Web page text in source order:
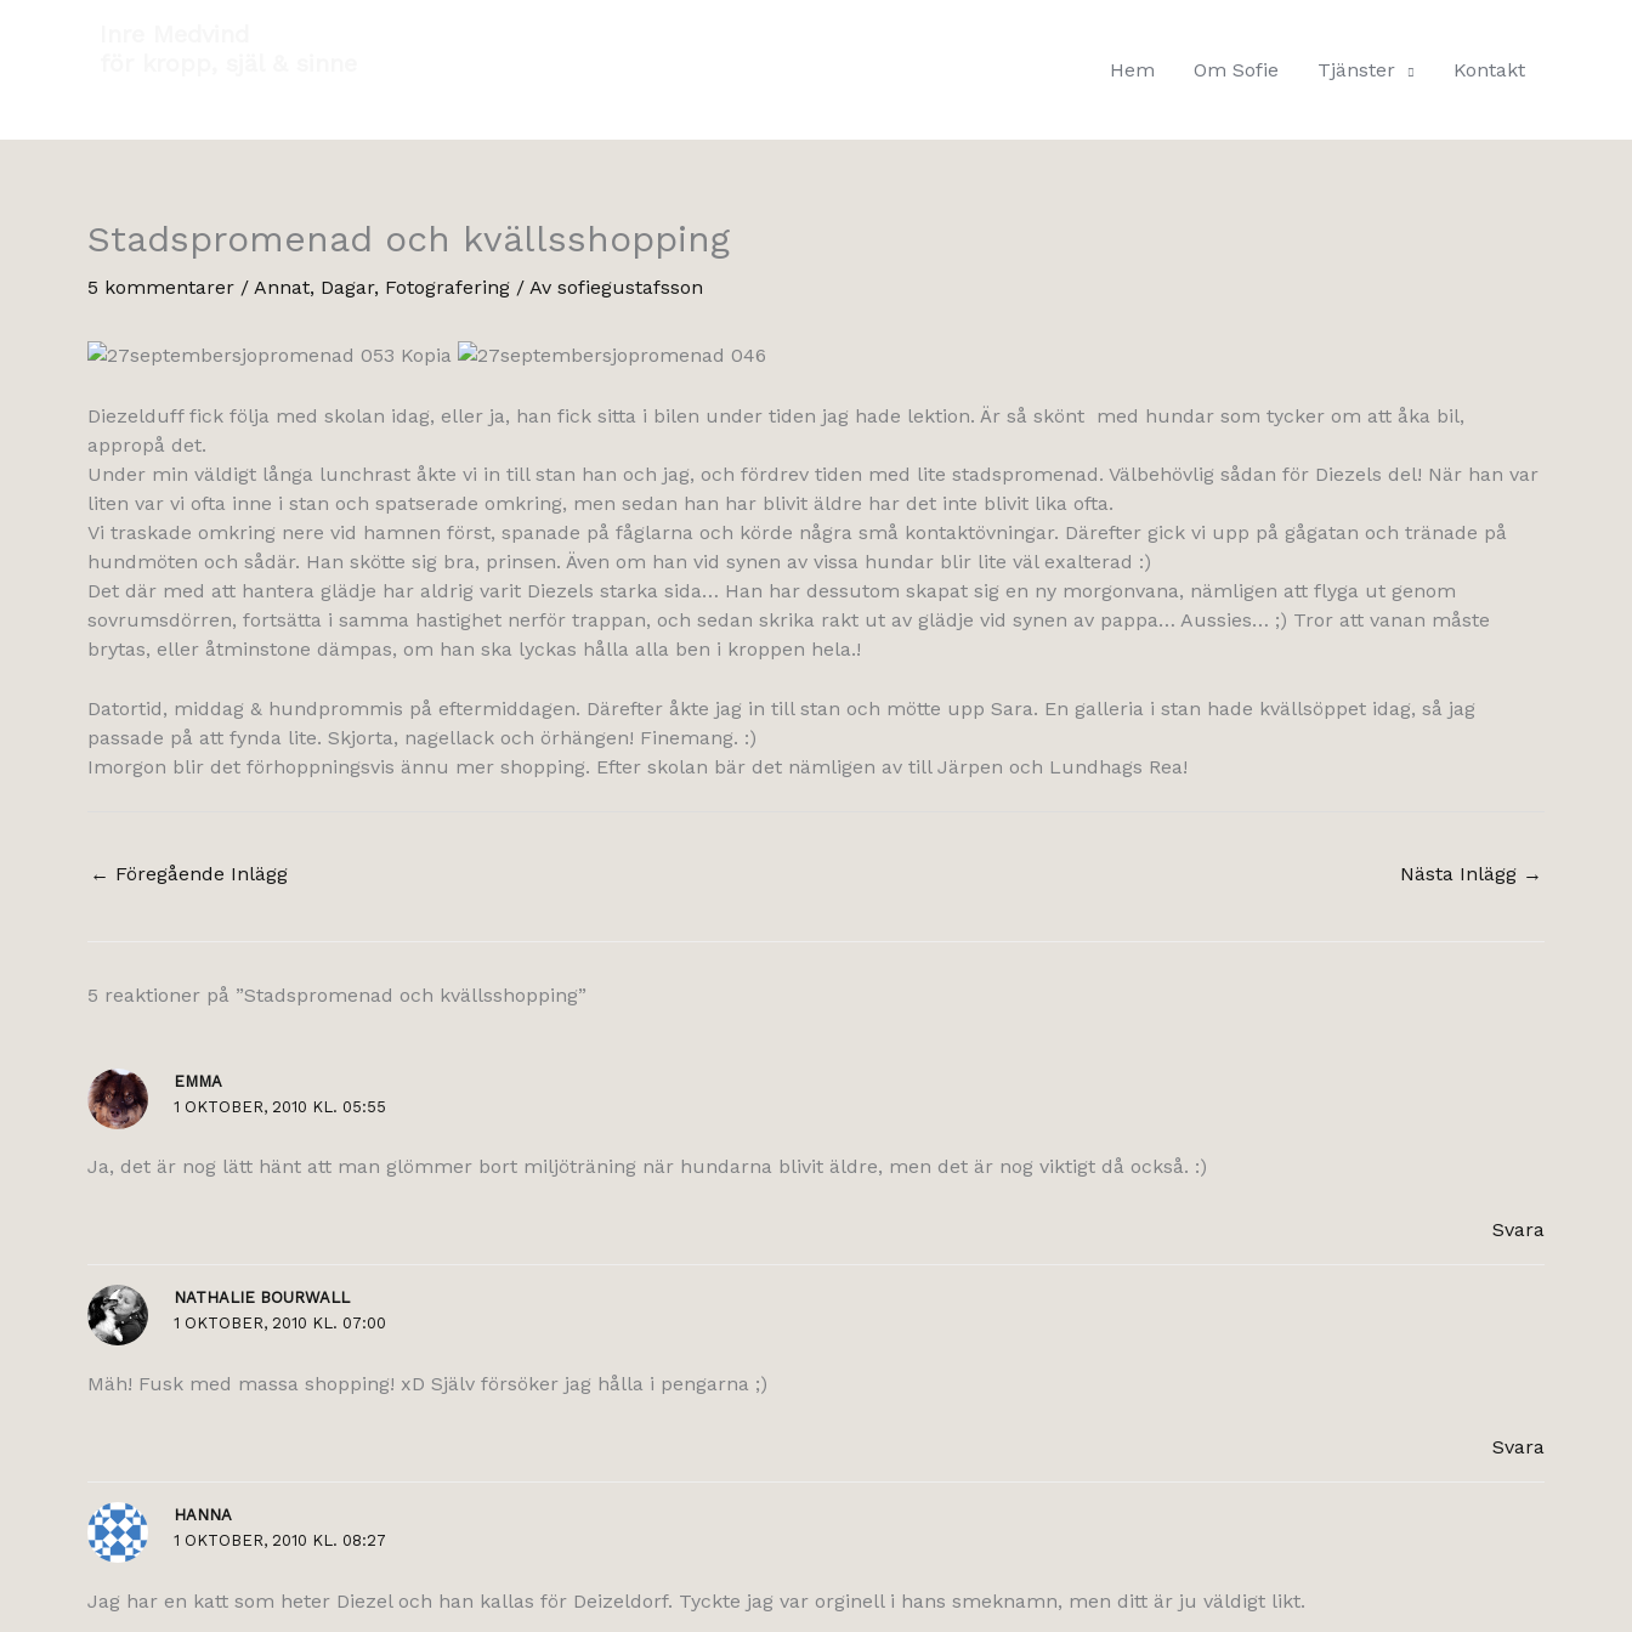
Hem Om Sofie Tjänster Kontakt
Stadspromenad och kvällsshopping
5 kommentarer / Annat, Dagar, Fotografering / Av sofiegustafsson
Diezelduff fick följa med skolan idag, eller ja, han fick sitta i bilen under tiden jag hade lektion. Är så skönt med hundar som tycker om att åka bil,
appropå det.
Under min väldigt långa lunchrast åkte vi in till stan han och jag, och fördrev tiden med lite stadspromenad. Välbehövlig sådan för Diezels del! När han var
liten var vi ofta inne i stan och spatserade omkring, men sedan han har blivit äldre har det inte blivit lika ofta.
Vi traskade omkring nere vid hamnen först, spanade på fåglarna och körde några små kontaktövningar. Därefter gick vi upp på gågatan och tränade på
hundmöten och sådär. Han skötte sig bra, prinsen. Även om han vid synen av vissa hundar blir lite väl exalterad :)
Det där med att hantera glädje har aldrig varit Diezels starka sida… Han har dessutom skapat sig en ny morgonvana, nämligen att flyga ut genom
sovrumsdörren, fortsätta i samma hastighet nerför trappan, och sedan skrika rakt ut av glädje vid synen av pappa… Aussies… ;) Tror att vanan måste
brytas, eller åtminstone dämpas, om han ska lyckas hålla alla ben i kroppen hela.!
Datortid, middag & hundprommis på eftermiddagen. Därefter åkte jag in till stan och mötte upp Sara. En galleria i stan hade kvällsöppet idag, så jag
passade på att fynda lite. Skjorta, nagellack och örhängen! Finemang. :)
Imorgon blir det förhoppningsvis ännu mer shopping. Efter skolan bär det nämligen av till Järpen och Lundhags Rea!
← Föregående Inlägg Nästa Inlägg →
5 reaktioner på ”Stadspromenad och kvällsshopping”
EMMA
1 OKTOBER, 2010 KL. 05:55
Ja, det är nog lätt hänt att man glömmer bort miljöträning när hundarna blivit äldre, men det är nog viktigt då också. :)
Svara
NATHALIE BOURWALL
1 OKTOBER, 2010 KL. 07:00
Mäh! Fusk med massa shopping! xD Själv försöker jag hålla i pengarna ;)
Svara
HANNA
1 OKTOBER, 2010 KL. 08:27
Jag har en katt som heter Diezel och han kallas för Deizeldorf. Tyckte jag var orginell i hans smeknamn, men ditt är ju väldigt likt.